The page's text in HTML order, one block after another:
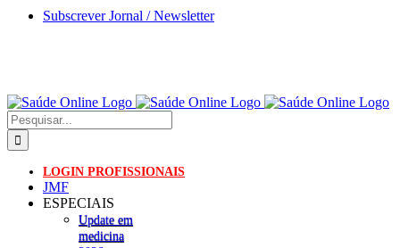
Skip
Subscrever Jornal / Newsletter
Pesquisar
LOGIN PROFISSIONAIS
JMF
ESPECIAIS
Update em
medicina